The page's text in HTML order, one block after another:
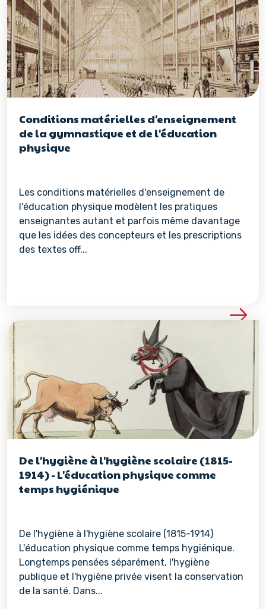
Conditions matérielles d'enseignement
de la gymnastique et de l'éducation
physique
Les conditions matérielles d'enseignement de
l'éducation physique modèlent les pratiques
enseignantes autant et parfois même davantage
que les idées des concepteurs et les prescriptions
des textes off...
Voir les détails de la
De l'hygiène à l'hygiène scolaire (1815-
1914) - L'éducation physique comme
temps hygiénique
De l'hygiène à l'hygiène scolaire (1815-1914)
L'éducation physique comme temps hygiénique.
Longtemps pensées séparément, l'hygiène
publique et l'hygiène privée visent la conservation
de la santé. Dans...